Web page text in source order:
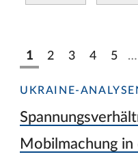
1 2 3 4 5 …
UKRAINE-
Mobilmachung in